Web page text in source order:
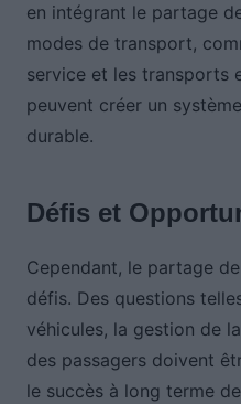
en intégrant le partage
modes de transport,
service et les transports
peuvent créer un
durable.
Défis et
Cependant, le partage
défis. Des questions
véhicules, la gestion de
des passagers doivent
le succès à long terme